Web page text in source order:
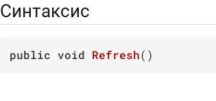
Синтаксис
public void Refresh( )